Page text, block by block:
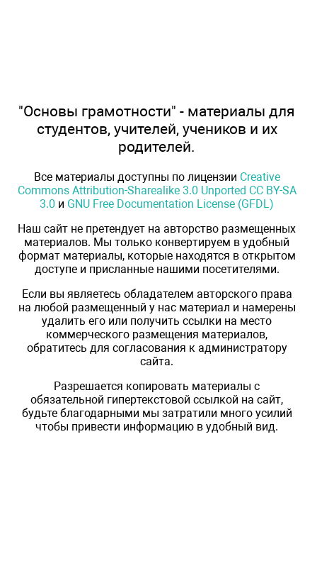
"Основы грамотности" - материалы для
студентов, учителей, учеников и их
родителей.
Все материалы доступны по лицензии Creative
Commons Attribution-Sharealike 3.0 Unported CC BY-SA
3.0 и GNU Free Documentation License (GFDL)
Наш сайт не претендует на авторство размещенных
материалов. Мы только конвертируем в удобный
формат материалы, которые находятся в открытом
доступе и присланные нашими посетителями.
Если вы являетесь обладателем авторского права
на любой размещенный у нас материал и намерены
удалить его или получить ссылки на место
коммерческого размещения материалов,
обратитесь для согласования к администратору
сайта.
Разрешается копировать материалы с
обязательной гипертекстовой ссылкой на сайт,
будьте благодарными мы затратили много усилий
чтобы привести информацию в удобный вид.